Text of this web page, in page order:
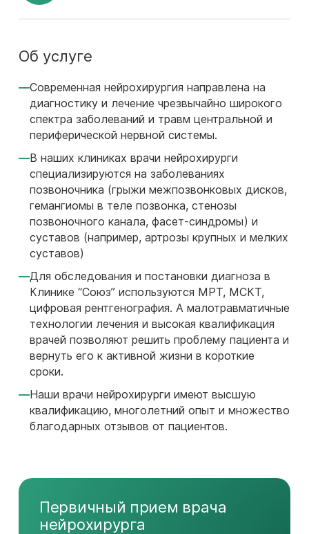
Об услуге
Современная нейрохирургия направлена на
диагностику и лечение чрезвычайно широкого
спектра заболеваний и травм центральной и
периферической нервной системы.
В наших клиниках врачи нейрохирурги
специализируются на заболеваниях
позвоночника (грыжи межпозвонковых дисков,
гемангиомы в теле позвонка, стенозы
позвоночного канала, фасет-синдромы) и
суставов (например, артрозы крупных и мелких
суставов)
Для обследования и постановки диагноза в
Клинике “Союз” используются МРТ, МСКТ,
цифровая рентгенография. А малотравматичные
технологии лечения и высокая квалификация
врачей позволяют решить проблему пациента и
вернуть его к активной жизни в короткие
сроки.
Наши врачи нейрохирурги имеют высшую
квалификацию, многолетний опыт и множество
благодарных отзывов от пациентов.
Первичный прием врача
нейрохирурга